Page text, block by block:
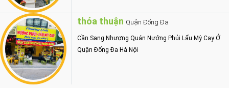
thỏa thuận Quận Đống Đa
Cần Sang Nhượng Quán Nướng Phủi Lẩu Mỳ Cay Ở
Quận Đống Đa Hà Nội